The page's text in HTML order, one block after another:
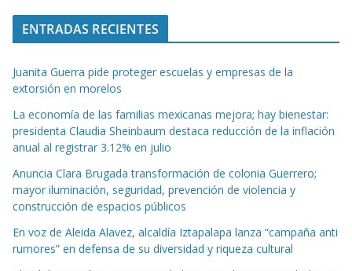
ENTRADAS RECIENTES
Juanita Guerra pide proteger escuelas y empresas de la
extorsión en morelos
La economía de las familias mexicanas mejora; hay bienestar:
presidenta Claudia Sheinbaum destaca reducción de la inflación
anual al registrar 3.12% en julio
Anuncia Clara Brugada transformación de colonia Guerrero;
mayor iluminación, seguridad, prevención de violencia y
construcción de espacios públicos
En voz de Aleida Alavez, alcaldía Iztapalapa lanza “campaña anti
rumores” en defensa de su diversidad y riqueza cultural